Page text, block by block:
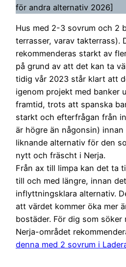
för andra alternativ 2026]
Hus med 2-3 sovrum och 2
terrasser, varav takterrass).
rekommenderas starkt av
på grund av att det kan ta
tidig vår 2023 står klart att
igenom projekt med banker
framtid, trots att spanska
starkt och efterfrågan från
är högre än någonsin) innan
liknande alternativ för den
nytt och fräscht i Nerja.
Från ax till limpa kan det ta
till och med längre, innan
inflyttningsklara alternativ.
att värdet kommer öka mer
bostäder. För dig som
Nerja-området
denna med 2 sovrum i